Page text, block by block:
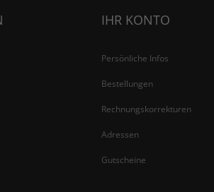
IHR KONTO
Persönliche Infos
Bestellungen
Rechnungskorrekturen
Adressen
Gutscheine